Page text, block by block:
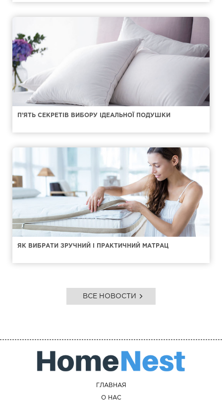
П'ЯТЬ СЕКРЕТІВ ВИБОРУ ІДЕАЛЬНОЇ ПОДУШКИ
ЯК ВИБРАТИ ЗРУЧНИЙ І ПРАКТИЧНИЙ МАТРАЦ
ВСЕ НОВОСТИ
ГЛАВНАЯ
О НАС